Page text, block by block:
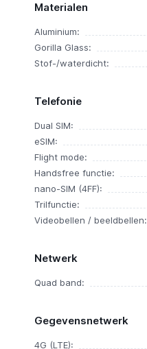
Materialen
Aluminium:
Gorilla Glass:
Stof-/waterdicht:
Telefonie
Dual SIM:
eSIM:
Flight mode:
Handsfree functie:
nano-SIM (4FF):
Trilfunctie:
Videobellen / beeldbellen:
Netwerk
Quad band:
Gegevensnetwerk
4G (LTE):